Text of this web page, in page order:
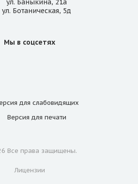
ул. Баныкина, 21а
ул. Ботаническая, 5д
Мы в соцсетях
для слабовидящих
Версия для печати
Все права защищены.
Лицензии